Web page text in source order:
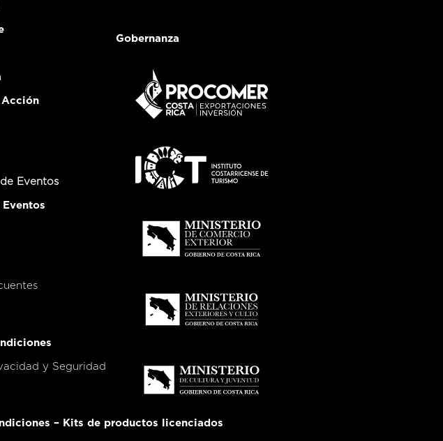
Acción
Eventos
y Seguridad
– Kits de productos licenciados
Gobernanza